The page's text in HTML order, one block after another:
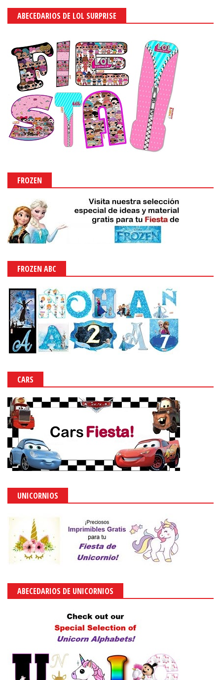
ABECEDARIOS DE LOL SURPRISE
FROZEN
FROZEN ABC
CARS
UNICORNIOS
ABECEDARIOS DE UNICORNIOS